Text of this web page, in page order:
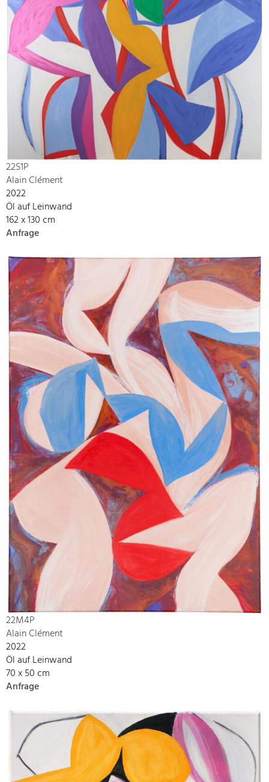
22S1P
Alain Clément
2022
Öl auf Leinwand
162 x 130 cm
Anfrage
22M4P
Alain Clément
2022
Öl auf Leinwand
70 x 50 cm
Anfrage